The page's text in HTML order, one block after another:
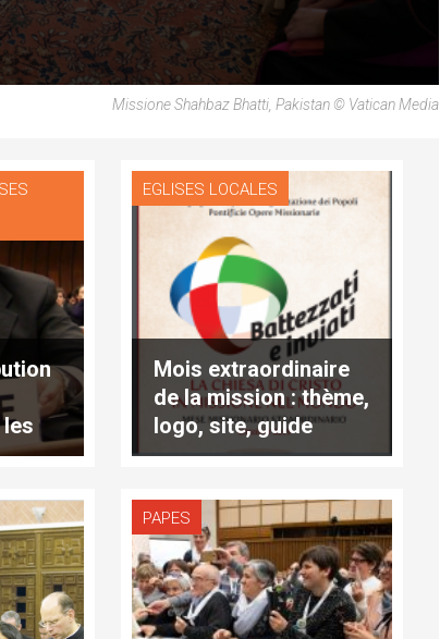
Missione Shahbaz Bhatti, Pakistan © Vatican Media
EGLISES LOCALES
Mois extraordinaire
de la mission : thème,
logo, site, guide
PAPES